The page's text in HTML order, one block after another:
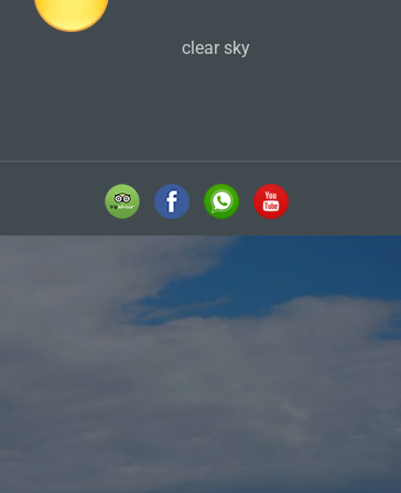
clear sky